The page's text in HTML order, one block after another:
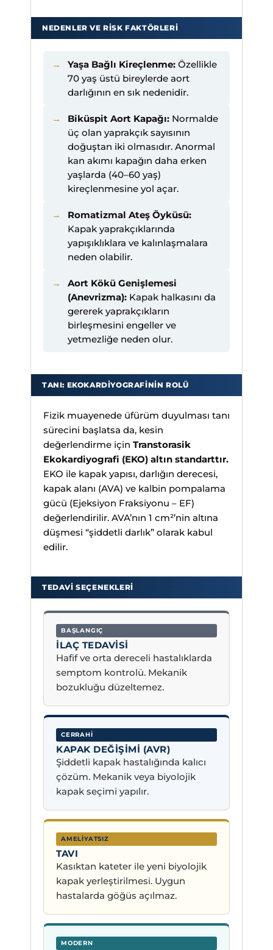
NEDENLER VE RISK FAKTÖRLERI
Yaşa Bağlı Kireçlenme: Özellikle
70 yaş üstü bireylerde aort
darlığının en sık nedenidir.
Biküspit Aort Kapağı: Normalde
üç olan yaprakçık sayısının
doğuştan iki olmasıdır. Anormal
kan akımı kapağın daha erken
yaşlarda (40–60 yaş)
kireçlenmesine yol açar.
Romatizmal Ateş Öyküsü:
Kapak yaprakçıklarında
yapışıklıklara ve kalınlaşmalara
neden olabilir.
Aort Kökü Genişlemesi
(Anevrizma): Kapak halkasını da
gererek yaprakçıkların
birleşmesini engeller ve
yetmezliğe neden olur.
TANI: EKOKARDIYOGRAFININ ROLÜ
Fizik muayenede üfürüm duyulması tanı
sürecini başlatsa da, kesin
değerlendirme için Transtorasik
Ekokardiyografi (EKO) altın standarttır.
EKO ile kapak yapısı, darlığın derecesi,
kapak alanı (AVA) ve kalbin pompalama
gücü (Ejeksiyon Fraksiyonu – EF)
değerlendirilir. AVA’nın 1 cm²’nin altına
düşmesi “şiddetli darlık” olarak kabul
edilir.
TEDAVI SEÇENEKLERI
BAŞLANGIÇ
İLAÇ TEDAVISI
Hafif ve orta dereceli hastalıklarda
semptom kontrolü. Mekanik
bozukluğu düzeltemez.
CERRAHI
KAPAK DEĞIŞIMI (AVR)
Şiddetli kapak hastalığında kalıcı
çözüm. Mekanik veya biyolojik
kapak seçimi yapılır.
AMELIYATSIZ
TAVI
Kasıktan kateter ile yeni biyolojik
kapak yerleştirilmesi. Uygun
hastalarda göğüs açılmaz.
MODERN